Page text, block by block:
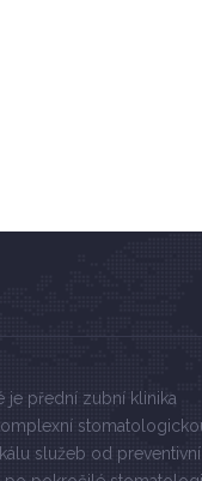
je přední zubní klinika
služeb od